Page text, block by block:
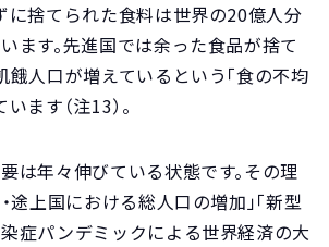
に捨てられた食料は世界の20億人分
ます。先進国では余った食品が捨て
餓人口が増えているという「食の不均
ます（注13）。
は年々伸びている状態です。その理
途上国における総人口の増加」「新型
症パンデミックによる世界経済の大